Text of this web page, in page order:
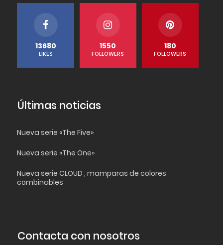
13680
LIKES
1550
FOLLOWERS
180
FOLLOWERS
Últimas noticias
Nueva serie «The Five»
Nueva serie «The One»
Nueva serie CLOUD , mamparas de colores
combinables
Contacta con nosotros